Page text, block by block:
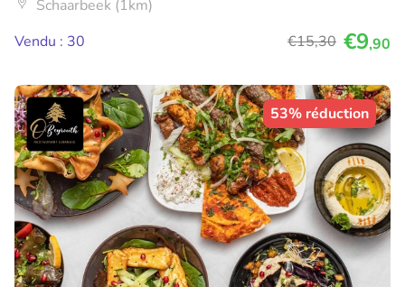
Schaarbeek (1km)
Vendu : 30
€15,30 €9,90
53% réduction